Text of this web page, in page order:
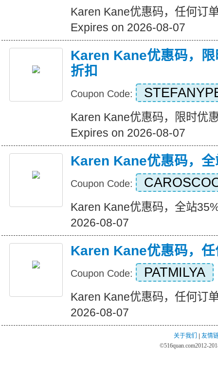
Karen Kane优惠码，任何订
Expires on 2026-08-07
Karen Kane优惠码，
折扣
Coupon Code:
Karen Kane优惠码，限时优
Expires on 2026-08-07
Karen Kane优惠码，
Coupon Code:
Karen Kane优惠码，全站
2026-08-07
Karen Kane优惠码，
Coupon Code: PATMILYA
Karen Kane优惠码，任何订
2026-08-07
关于我们
友情
©516quan.com2012-